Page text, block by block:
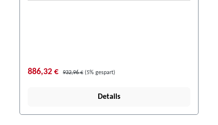
886,32 € 932,96 € (5% gespart)
Details